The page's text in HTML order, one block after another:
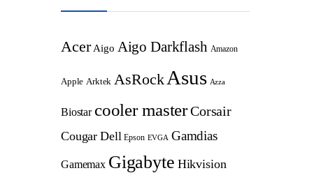
Acer Aigo Aigo Darkflash Amazon
Apple Arktek AsRock Asus Azza
Biostar cooler masterCorsair
Cougar Dell Epson EVGA Gamdias
Gamemax Gigabyte Hikvision